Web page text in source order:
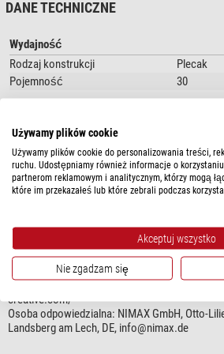
dodatkowego wyposażenia.
multimediów, turystów i miłośników sportów
Plecaki Tenzing Rolltopsą dostępne w trzech
górna część zapewnia dodatkową przestrzeń,
jako uchwyt do przenoszenia.
DANE TECHNICZNE
Wydajność
Rodzaj konstrukcji
Plecak
Pojemność
30
Wodoodporny
Odporny na warunki atmosferyczne tak
Odporny na opryskanie wodą
tak
Kieszeń na laptopa lub tablet
tak, 13"
tak
Pas biodrowy
tak
Astronomia
tak
Wędkarstwo
tak
pokaż więcej...
BEZPIECZEŃSTWO PRODUKTÓW
Producent:Zhongshan Dulepro Textiles Co.
3rd Rd., Shiqi, Zhongshan, Guangdong, CN,
creative.com/
Osoba odpowiedzialna: NIMAX GmbH, Otto-
Landsberg am Lech, DE, info@nimax.de
Używamy plików cookie
Używamy plików cookie do personalizowania treści,
ruchu. Udostępniamy również informacje o
partnerom reklamowym i analitycznym, którzy mogą
które im przekazałeś lub które zebrali podczas
Akceptuj wszystko
Nie zgadzam się